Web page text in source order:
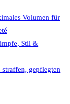
Volumen für
Stil &
straffen, gepflegten